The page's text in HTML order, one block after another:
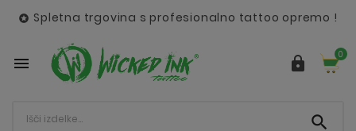
 Spletna trgovina s profesionalno tattoo opremo !
  0
